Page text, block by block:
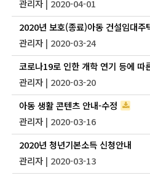
관리자 | 2020-04-01
2020년 보호(종료)아동 건설임대주
관리자 | 2020-03-24
관리자 | 2020-03-20
아동 생활 콘텐츠 안내-수정
관리자 | 2020-03-16
2020년 청년기본소득 신청안내
관리자 | 2020-03-13